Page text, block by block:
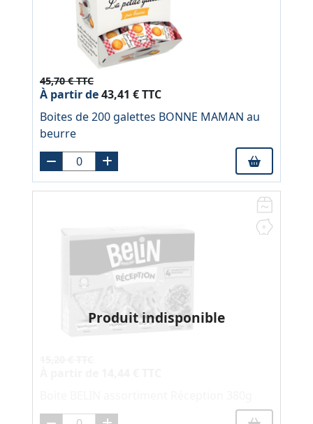
45,70 € TTC
À partir de43,41 € TTC
Boites de 200 galettes BONNE MAMAN au
beurre
Produit indisponible